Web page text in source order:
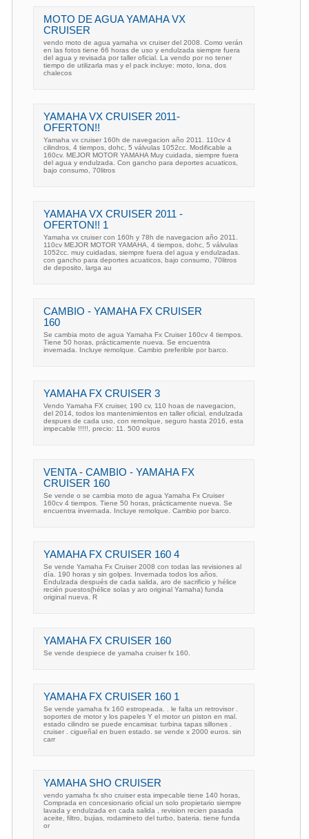
MOTO DE AGUA YAMAHA VX
CRUISER
vendo moto de agua yamaha vx cruiser del 2008. Como verán
en las fotos tiene 66 horas de uso y endulzada siempre fuera
del agua y revisada por taller oficial. La vendo por no tener
tiempo de utilizarla mas y el pack incluye: moto, lona, dos
chalecos
YAMAHA VX CRUISER 2011-
OFERTON!!
Yamaha vx cruiser 160h de navegacion año 2011. 110cv 4
cilindros, 4 tiempos, dohc, 5 válvulas 1052cc. Modificable a
160cv. MEJOR MOTOR YAMAHA Muy cuidada, siempre fuera
del agua y endulzada. Con gancho para deportes acuaticos,
bajo consumo, 70litros
YAMAHA VX CRUISER 2011 -
OFERTON!! 1
Yamaha vx cruiser con 160h y 78h de navegacion año 2011.
110cv MEJOR MOTOR YAMAHA, 4 tiempos, dohc, 5 válvulas
1052cc. muy cuidadas, siempre fuera del agua y endulzadas.
con gancho para deportes acuaticos, bajo consumo, 70litros
de deposito, larga au
CAMBIO - YAMAHA FX CRUISER
160
Se cambia moto de agua Yamaha Fx Cruiser 160cv 4 tiempos.
Tiene 50 horas, prácticamente nueva. Se encuentra
invernada. Incluye remolque. Cambio preferible por barco.
YAMAHA FX CRUISER 3
Vendo Yamaha FX cruiser, 190 cv, 110 hoas de navegacion,
del 2014, todos los mantenimientos en taller oficial, endulzada
despues de cada uso, con remolque, seguro hasta 2016, esta
impecable !!!!!, precio: 11. 500 euros
VENTA - CAMBIO - YAMAHA FX
CRUISER 160
Se vende o se cambia moto de agua Yamaha Fx Cruiser
160cv 4 tiempos. Tiene 50 horas, prácticamente nueva. Se
encuentra invernada. Incluye remolque. Cambio por barco.
YAMAHA FX CRUISER 160 4
Se vende Yamaha Fx Cruiser 2008 con todas las revisiones al
día. 190 horas y sin golpes. Invernada todos los años.
Endulzada después de cada salida, aro de sacrificio y hélice
recién puestos(hélice solas y aro original Yamaha) funda
original nueva. R
YAMAHA FX CRUISER 160
Se vende despiece de yamaha cruiser fx 160.
YAMAHA FX CRUISER 160 1
Se vende yamaha fx 160 estropeada. . le falta un retrovisor .
soportes de motor y los papeles Y el motor un piston en mal.
estado cilindro se puede encamisar. turbina tapas sillones .
cruiser . cigueñal en buen estado. se vende x 2000 euros. sin
carr
YAMAHA SHO CRUISER
vendo yamaha fx sho cruiser esta impecable tiene 140 horas,
Comprada en concesionario oficial un solo propietario siempre
lavada y endulzada en cada salida , revision recien pasada
aceite, filtro, bujias, rodamineto del turbo, bateria. tiene funda
or